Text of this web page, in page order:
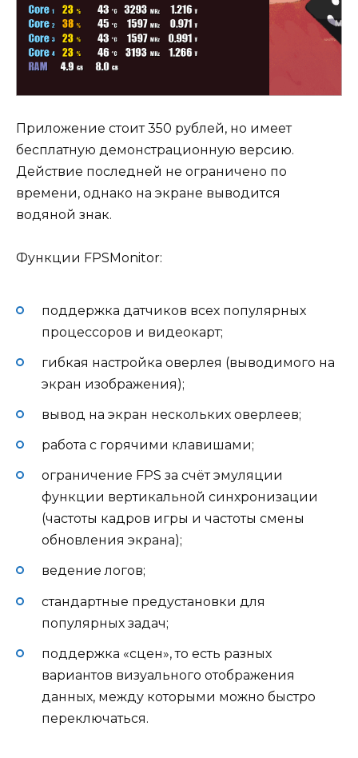
Приложение стоит 350 рублей, но имеет
бесплатную демонстрационную версию.
Действие последней не ограничено по
времени, однако на экране выводится
водяной знак.
Функции FPSMonitor:
поддержка датчиков всех популярных
процессоров и видеокарт;
гибкая настройка оверлея (выводимого на
экран изображения);
вывод на экран нескольких оверлеев;
работа с горячими клавишами;
ограничение FPS за счёт эмуляции
функции вертикальной синхронизации
(частоты кадров игры и частоты смены
обновления экрана);
ведение логов;
стандартные предустановки для
популярных задач;
поддержка «сцен», то есть разных
вариантов визуального отображения
данных, между которыми можно быстро
переключаться.